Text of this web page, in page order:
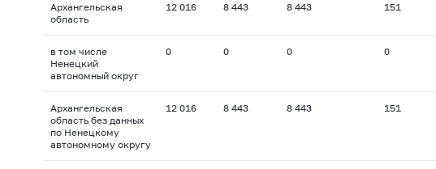
Архангельская
область
12 016 8 443 8 443 151
в том числе
Ненецкий
автономный округ
0 0 0 0
Архангельская
область без данных
по Ненецкому
автономному округу
12 016 8 443 8 443 151